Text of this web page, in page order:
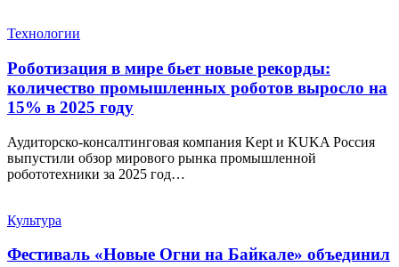
Технологии
Роботизация в мире бьет новые рекорды:
количество промышленных роботов выросло на
15% в 2025 году
Аудиторско-консалтинговая компания Kept и KUKA Россия
выпустили обзор мирового рынка промышленной
робототехники за 2025 год…
Культура
Фестиваль «Новые Огни на Байкале» объединил